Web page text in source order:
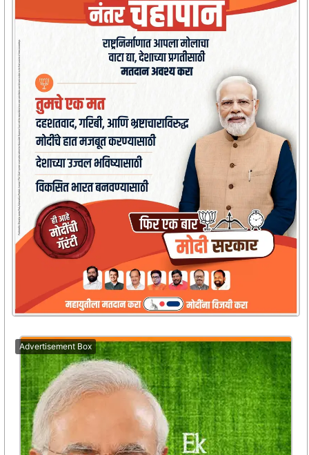
Advertisement Box